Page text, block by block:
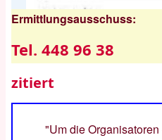
Ermittlungsausschuss:
Tel. 448 96 38
zitiert
"Um die